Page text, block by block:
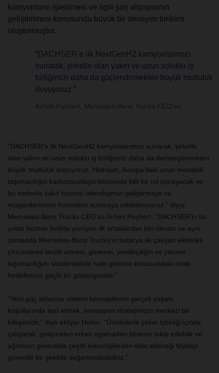
kamyonların işletilmesi ve ilgili şarj altyapısının
geliştirilmesi konusunda büyük bir deneyim birikimi
oluşturmuştur.
“DACHSER’e ilk NextGenH2 kamyonlarımızı
sunarak, şirketle olan yakın ve uzun soluklu iş
birliğimizi daha da güçlendirmekten büyük mutluluk
duyuyoruz.”
Achim Puchert, Mercedes-Benz Trucks CEO’su
“DACHSER’e ilk NextGenH2 kamyonlarımızı sunarak, şirketle
olan yakın ve uzun soluklu iş birliğimizi daha da derinleştirmekten
büyük mutluluk duyuyoruz. Hidrojen, Avrupa’daki uzun mesafeli
taşımacılığın karbonsuzlaştırılmasında kilit bir rol oynayacak ve
bu nedenle yakıt hücresi teknolojimizi geliştirmeye ve
müşterilerimizin hizmetine sunmaya odaklanıyoruz,” diyor
Mercedes-Benz Trucks CEO’su Achim Puchert. “DACHSER’in bu
yolda bizimle birlikte yürüyen ilk ortaklardan biri olması ve aynı
zamanda Mercedes-Benz Trucks’ın batarya ile çalışan elektrikli
çözümlerini tercih etmesi, güvenin, yenilikçiliğin ve yarının
taşımacılığını sürdürülebilir hale getirme konusundaki ortak
hedefimizin güçlü bir göstergesidir.”
“Yeni güç aktarma sistemi konseptlerini gerçek yaşam
koşullarında test etmek, inovasyon stratejimizin merkezi bir
bileşenidir,” diye ekliyor Hohm. “Üreticilerle yakın işbirliği içinde
çalışarak, gelişmeleri erken aşamadan itibaren takip edebilir ve
ağımızın gelecekte çeşitli teknolojilerden elde edeceği faydayı
güvenilir bir şekilde değerlendirebiliriz.”